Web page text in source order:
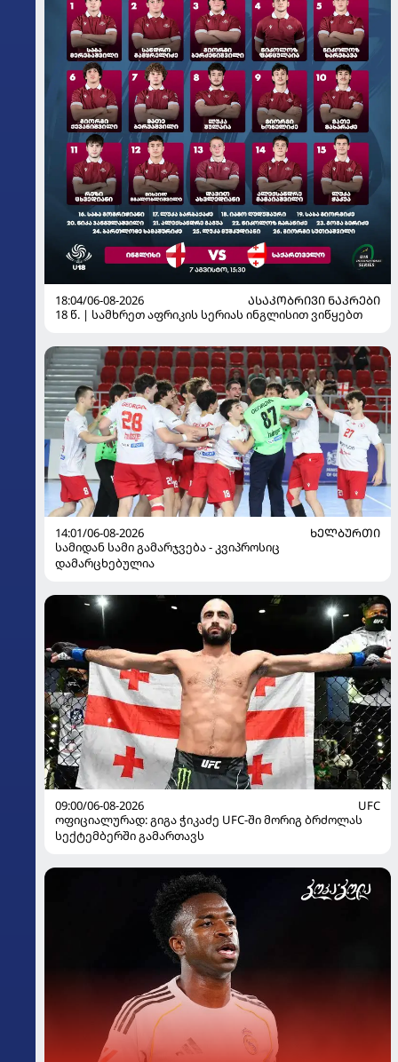
18:04/06-08-2026
ᲐᲡᲐᲙᲝᲑᲠᲘᲕᲘ ᲜᲐᲙᲠᲔᲑᲘ
18 წ. | სამხრეთ აფრიკის სერიას ინგლისით ვიწყებთ
14:01/06-08-2026
ᲮᲔᲚᲑᲣᲠᲗᲘ
სამიდან სამი გამარჯვება - კვიპროსიც
დამარცხებულია
09:00/06-08-2026
UFC
ოფიციალურად: გიგა ჭიკაძე UFC-ში მორიგ ბრძოლას
სექტემბერში გამართავს